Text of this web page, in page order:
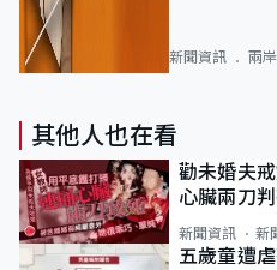
新聞資訊 兩
其他人也在看
勸未婚夫
心臟兩刀
新聞資訊 新
五歲童遭